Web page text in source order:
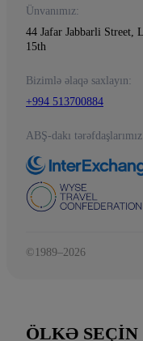
Ünvanımız:
44 Jafar Jabbarli Street,
15th
Bizimlə əlaqə saxlayın:
+994 513700884
ABŞ-dakı
©1989–2026
ÖLKƏ SEÇIN